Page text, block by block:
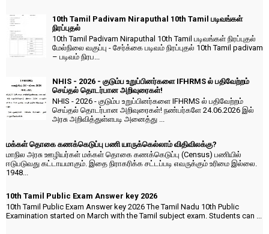
10th Tamil Padivam Niraputhal 10th Tamil படிவங்கள்
நிரப்புதல்
10th Tamil Padivam Niraputhal 10th Tamil படிவங்கள் நிரப்புதல்
மேல்நிலை வகுப்பு - சேர்க்கை படிவம் நிரப்புதல் 10th Tamil padivam
– படிவம் நிரப...
NHIS - 2026 - குடும்ப உறுப்பினர்களை IFHRMS ல் பதிவேற்றம்
செய்தல் தொடர்பான அறிவுரைகள்!
NHIS - 2026 - குடும்ப உறுப்பினர்களை IFHRMS ல் பதிவேற்றம்
செய்தல் தொடர்பான அறிவுரைகள்! நண்பர்களே 24.06.2026 இல்
அரசு அறிவித்துள்ளபடி அனைத்து ...
மக்கள் தொகை கணக்கெடுப்பு பணி யாருக்கெல்லாம் விதிவிலக்கு?
மாநில அரசு ஊழியர்கள் மக்கள் தொகை கணக்கெடுப்பு (Census) பணியில்
ஈடுபடுவது கட்டாயமாகும். இதை நிராகரிக்க சட்டப்படி எவருக்கும் உரிமை இல்லை.
1948...
10th Tamil Public Exam Answer key 2026
10th Tamil Public Exam Answer key 2026 The Tamil Nadu 10th Public
Examination started on March with the Tamil subject exam. Students can ...